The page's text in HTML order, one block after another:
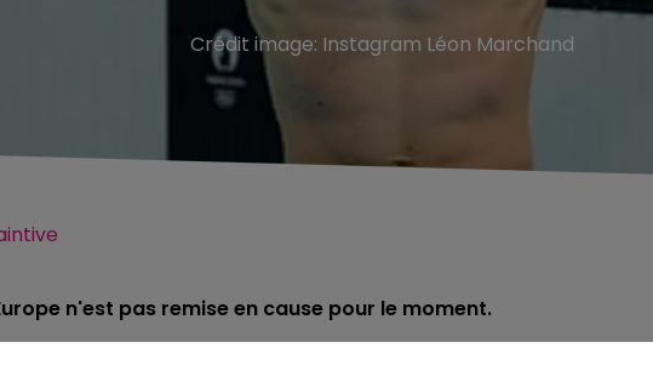
Crédit image: Instagram Léon Marchand
n'est pas remise en cause pour le moment.